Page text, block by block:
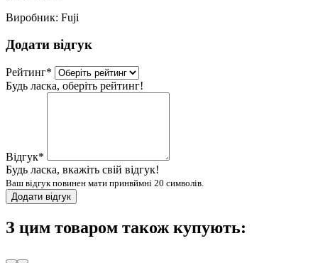
Виробник: Fuji
Додати відгук
Рейтинг*
Будь ласка, оберіть рейтинг!
Відгук*
Будь ласка, вкажіть свій відгук!
Ваш відгук повинен мати принвймні 20 символів.
Додати відгук
З цим товаром також купують: